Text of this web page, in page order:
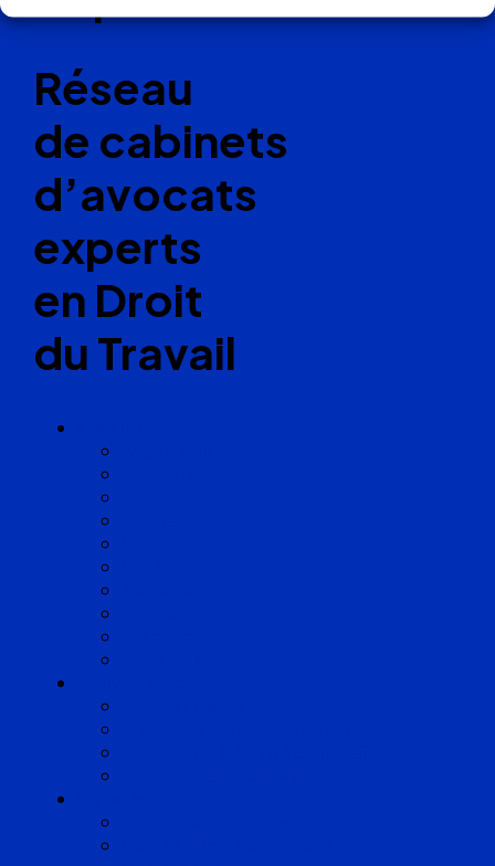
Réseau
de cabinets
d’avocats
experts
en Droit
du Travail